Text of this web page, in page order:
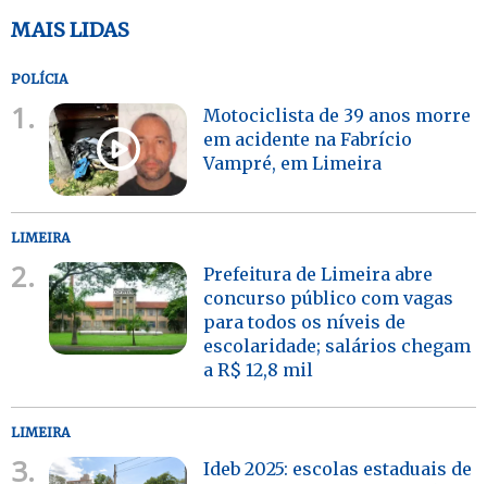
MAIS LIDAS
POLÍCIA
1.
Motociclista de 39 anos morre
em acidente na Fabrício
Vampré, em Limeira
LIMEIRA
2.
Prefeitura de Limeira abre
concurso público com vagas
para todos os níveis de
escolaridade; salários chegam
a R$ 12,8 mil
LIMEIRA
3.
Ideb 2025: escolas estaduais de